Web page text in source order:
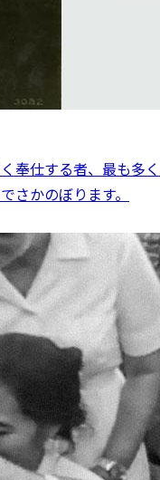
奉仕する者、最も多く
さかのぼります。